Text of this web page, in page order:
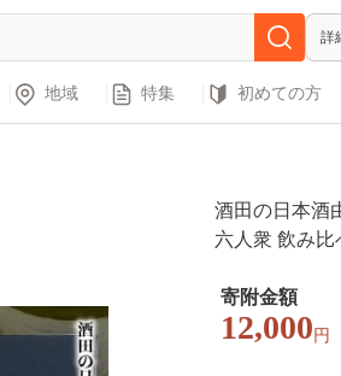
詳
地域 特集 初めての方
酒田の日本酒
六人衆 飲み比
寄附金額
12,000 円